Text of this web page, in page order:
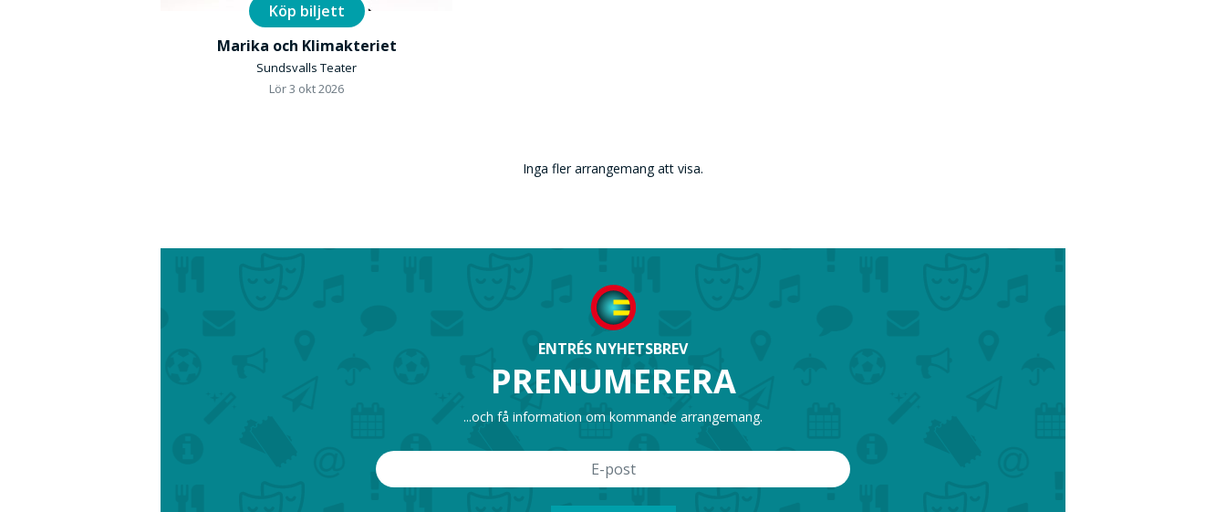
Köp biljett
Marika och Klimakteriet
Sundsvalls Teater
Lör 3 okt 2026
Inga fler arrangemang att visa.
ENTRÉS NYHETSBREV
PRENUMERERA
...och få information om kommande arrangemang.